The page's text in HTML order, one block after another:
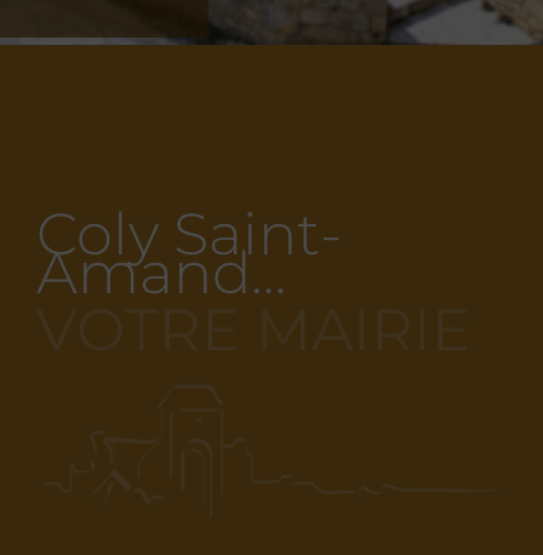
Coly Saint-
Amand…